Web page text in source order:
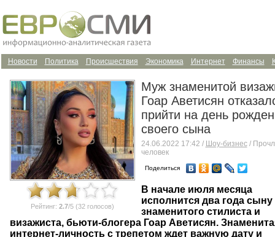
Финансы
Интернет
Экономика
Происшествия
Политика
Новости
Рейтинг: 2.7/5 (32 голосов)
Муж знаменитой
Гоар Аветисян
прийти на день
своего сына
24.06.2022 17:42 / Шоу-бизнес/
человек
Поделиться
В начале июля месяца
исполнится два года сыну
знаменитого стилиста и
визажиста, бьюти-блогера Гоар Аветисян.
интернет-личность с трепетом ждет важную дату и